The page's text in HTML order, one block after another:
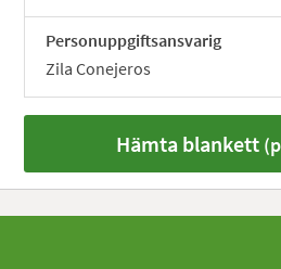
Personuppgiftsansvarig
Zila Conejeros
Hämta blankett